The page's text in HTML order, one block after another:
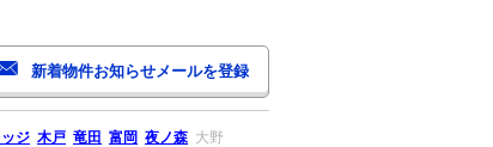
ジ 木戸 竜田 富岡 夜ノ森 大野